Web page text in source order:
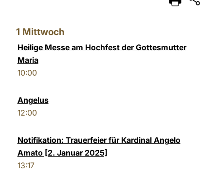
中文
1 Mittwoch
Heilige Messe am Hochfest der Gottesmutter
Maria
10:00
Angelus
12:00
Notifikation: Trauerfeier für Kardinal Angelo
Amato [2. Januar 2025]
13:17